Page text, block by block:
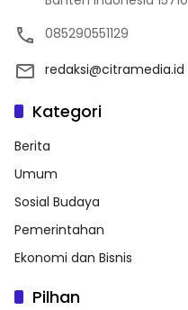
085290551129
redaksi@citramedia.id
Kategori
Berita
Umum
Sosial Budaya
Pemerintahan
Ekonomi dan Bisnis
Pilhan